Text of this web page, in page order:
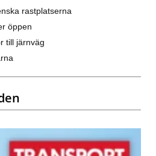
rastplatserna
öppen
till järnväg